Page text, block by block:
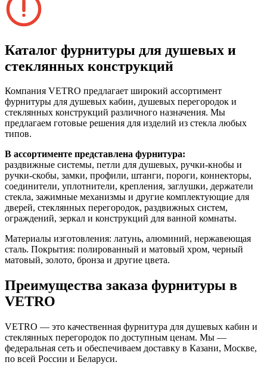
Каталог фурнитуры для душевых и
стеклянных конструкций
Компания VETRO предлагает широкий ассортимент
фурнитуры для душевых кабин, душевых перегородок и
стеклянных конструкций различного назначения. Мы
предлагаем готовые решения для изделий из стекла любых
типов.
В ассортименте представлена фурнитура:
раздвижные системы, петли для душевых, ручки-кнобы и
ручки-скобы, замки, профили, штанги, пороги, коннекторы,
соединители, уплотнители, крепления, заглушки, держатели
стекла, зажимные механизмы и другие комплектующие для
дверей, стеклянных перегородок, раздвижных систем,
ограждений, зеркал и конструкций для ванной комнаты.
Материалы изготовления: латунь, алюминий, нержавеющая
сталь. Покрытия: полированный и матовый хром, черный
матовый, золото, бронза и другие цвета.
Преимущества заказа фурнитуры в
VETRO
VETRO — это качественная фурнитура для душевых кабин и
стеклянных перегородок по доступным ценам. Мы —
федеральная сеть и обеспечиваем доставку в Казани, Москве,
по всей России и Беларуси.